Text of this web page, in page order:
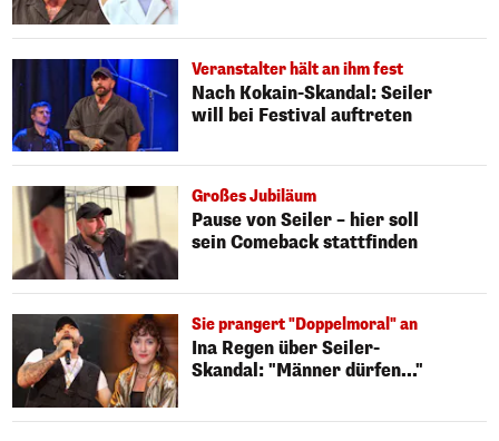
Veranstalter hält an ihm fest
Nach Kokain-Skandal: Seiler
will bei Festival auftreten
Großes Jubiläum
Pause von Seiler – hier soll
sein Comeback stattfinden
Sie prangert "Doppelmoral" an
Ina Regen über Seiler-
Skandal: "Männer dürfen..."